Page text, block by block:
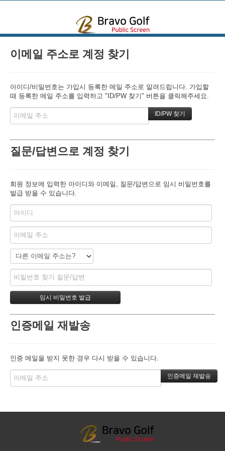
이메일 주소로 계정 찾기
아이디/비밀번호는 가입시 등록한 메일 주소로 알려드립니다. 가입할
때 등록한 메일 주소를 입력하고 "ID/PW 찾기" 버튼을 클릭해주세요.
질문/답변으로 계정 찾기
회원 정보에 입력한 아이디와 이메일, 질문/답변으로 임시 비밀번호를
발급 받을 수 있습니다.
인증메일 재발송
인증 메일을 받지 못한 경우 다시 받을 수 있습니다.